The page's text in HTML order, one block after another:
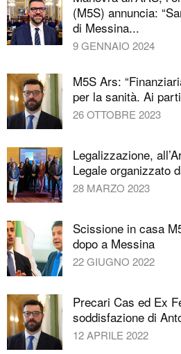
(M5S) annuncia:
di Messina...
9 GENNAIO 2024
M5S Ars:
per la sanità. Ai
26 OTTOBRE 2023
Legalizzazione,
Legale organizzato
28 MARZO 2023
Scissione in casa
dopo a Messina
22 GIUGNO 2022
Precari Cas ed Ex
soddisfazione di
12 APRILE 2022